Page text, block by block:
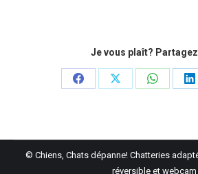
Je vous plaît?
PartagerPartagerPartager
© Chiens, Chats dépanne! Chatteries
réversible et webcam